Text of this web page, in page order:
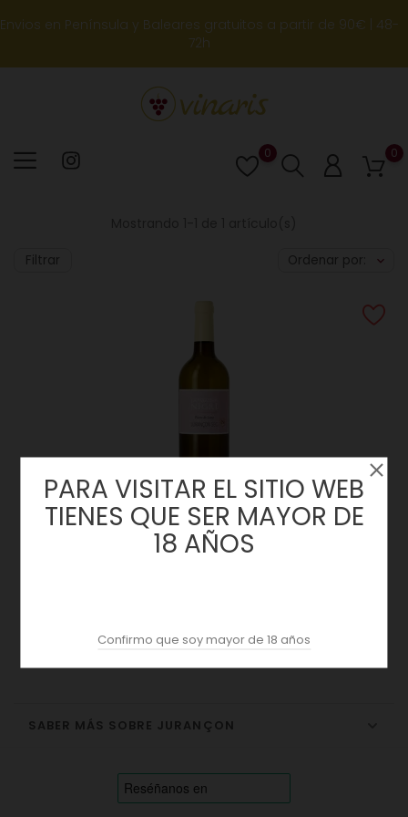
Envios en Península y Baleares gratuitos a partir de 90€ | 48-
72h
0
Lista
de
0
Filtrar Ordenar por:
SABER MÁS SOBRE JURANÇON
PARA VISITAR EL SITIO WEB
TIENES QUE SER MAYOR DE
18 AÑOS
Confirmo que soy mayor de 18 años